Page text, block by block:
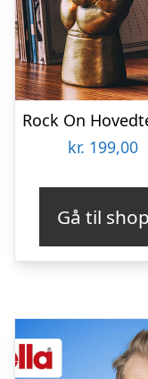
kr. 199,00
Gå til shop